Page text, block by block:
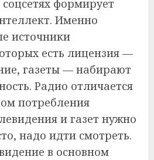
формирует
Именно
источники
есть лицензия —
газеты — набирают
Радио отличается
потребления
и газет нужно
надо идти смотреть.
в основном